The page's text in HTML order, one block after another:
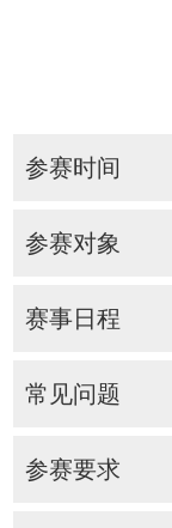
参赛时间
参赛对象
赛事日程
常见问题
参赛要求